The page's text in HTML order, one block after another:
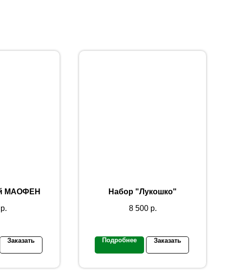
МАОФЕН
р.
Заказать
Набор "Лукошко"
8 500 р.
Подробнее Заказать